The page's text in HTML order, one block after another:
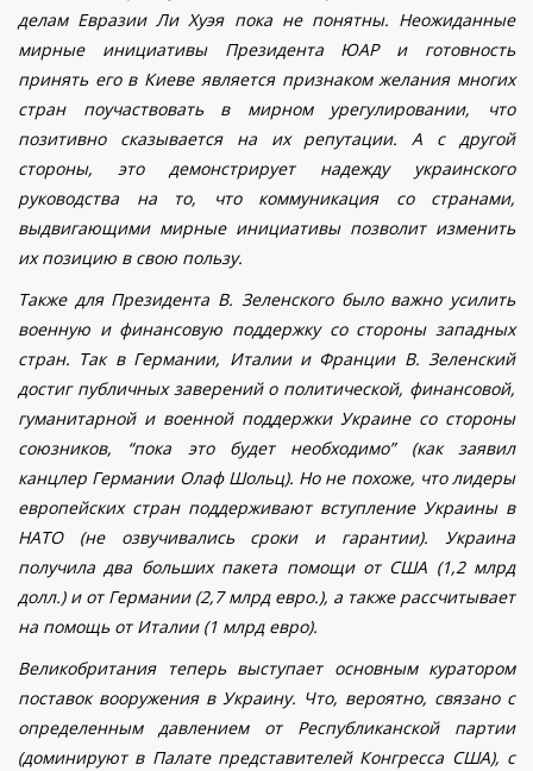
делам Евразии Ли Хуэя пока не понятны. Неожиданные
мирные инициативы Президента ЮАР и готовность
принять его в Киеве является признаком желания многих
стран поучаствовать в мирном урегулировании, что
позитивно сказывается на их репутации. А с другой
стороны, это демонстрирует надежду украинского
руководства на то, что коммуникация со странами,
выдвигающими мирные инициативы позволит изменить
их позицию в свою пользу.
Также для Президента В. Зеленского было важно усилить
военную и финансовую поддержку со стороны западных
стран. Так в Германии, Италии и Франции В. Зеленский
достиг публичных заверений о политической, финансовой,
гуманитарной и военной поддержки Украине со стороны
союзников, “пока это будет необходимо” (как заявил
канцлер Германии Олаф Шольц). Но не похоже, что лидеры
европейских стран поддерживают вступление Украины в
НАТО (не озвучивались сроки и гарантии). Украина
получила два больших пакета помощи от США (1,2 млрд
долл.) и от Германии (2,7 млрд евро.), а также рассчитывает
на помощь от Италии (1 млрд евро).
Великобритания теперь выступает основным куратором
поставок вооружения в Украину. Что, вероятно, связано с
определенным давлением от Республиканской партии
(доминируют в Палате представителей Конгресса США), с